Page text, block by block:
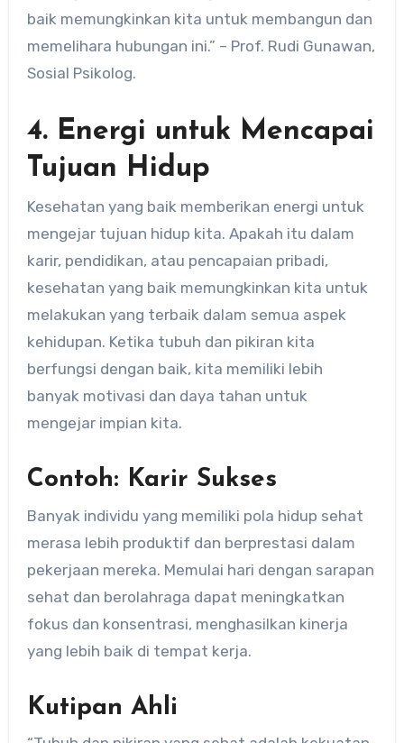
baik memungkinkan kita untuk membangun dan
memelihara hubungan ini.” – Prof. Rudi Gunawan,
Sosial Psikolog.
4. Energi untuk Mencapai
Tujuan Hidup
Kesehatan yang baik memberikan energi untuk
mengejar tujuan hidup kita. Apakah itu dalam
karir, pendidikan, atau pencapaian pribadi,
kesehatan yang baik memungkinkan kita untuk
melakukan yang terbaik dalam semua aspek
kehidupan. Ketika tubuh dan pikiran kita
berfungsi dengan baik, kita memiliki lebih
banyak motivasi dan daya tahan untuk
mengejar impian kita.
Contoh: Karir Sukses
Banyak individu yang memiliki pola hidup sehat
merasa lebih produktif dan berprestasi dalam
pekerjaan mereka. Memulai hari dengan sarapan
sehat dan berolahraga dapat meningkatkan
fokus dan konsentrasi, menghasilkan kinerja
yang lebih baik di tempat kerja.
Kutipan Ahli